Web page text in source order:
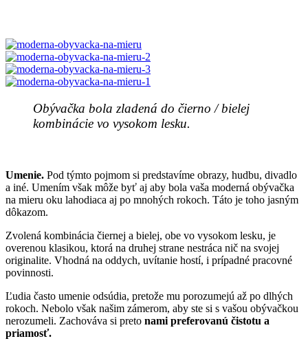
Obývačka bola zladená do čierno / bielej
kombinácie vo vysokom lesku.
Umenie. Pod týmto pojmom si predstavíme obrazy, hudbu, divadlo
a iné. Umením však môže byť aj aby bola vaša moderná obývačka
na mieru oku lahodiaca aj po mnohých rokoch. Táto je toho jasným
dôkazom.
Zvolená kombinácia čiernej a bielej, obe vo vysokom lesku, je
overenou klasikou, ktorá na druhej strane nestráca nič na svojej
originalite. Vhodná na oddych, uvítanie hostí, i prípadné pracovné
povinnosti.
Ľudia často umenie odsúdia, pretože mu porozumejú až po dlhých
rokoch. Nebolo však našim zámerom, aby ste si s vašou obývačkou
nerozumeli. Zachováva si preto nami preferovanú čistotu a
priamosť.